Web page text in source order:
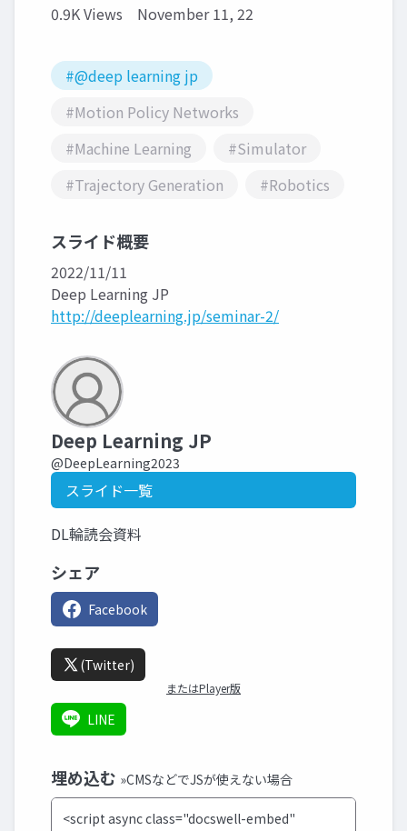
0.9K Views November 11, 22
#@deep learning jp
#Motion Policy Networks
#Machine Learning
#Simulator
#Trajectory Generation
#Robotics
スライド概要
2022/11/11
Deep Learning JP
http://deeplearning.jp/seminar-2/
Deep Learning JP
@DeepLearning2023
スライド一覧
DL輪読会資料
シェア
Facebook
(Twitter)
またはPlayer版
LINE
埋め込む »CMSなどでJSが使えない場合